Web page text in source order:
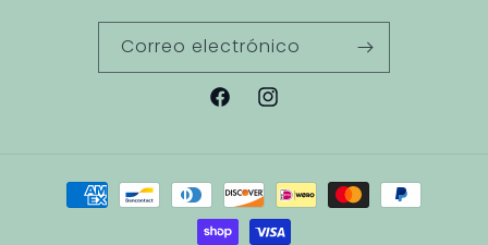
Correo electrónico
FacebookInstagram
Formas